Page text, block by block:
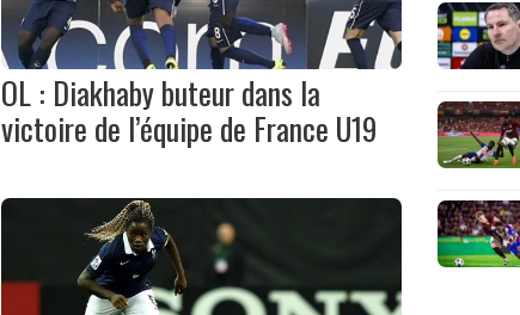
OL : Diakhaby buteur dans la
victoire de l’équipe de France U19